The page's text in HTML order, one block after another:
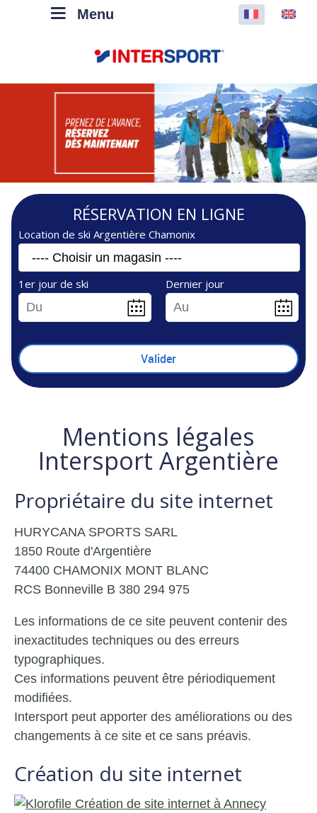
Panneau de gestion des cookies
Menu
RÉSERVATION EN LIGNE
Location de ski Argentière Chamonix
---- Choisir un magasin ----
1er jour de ski
Dernier jour
Mentions légales
Intersport Argentière
Propriétaire du site internet
HURYCANA SPORTS SARL
1850 Route d'Argentière
74400 CHAMONIX MONT BLANC
RCS Bonneville B 380 294 975
Les informations de ce site peuvent contenir des
inexactitudes techniques ou des erreurs
typographiques.
Ces informations peuvent être périodiquement
modifiées.
Intersport peut apporter des améliorations ou des
changements à ce site et ce sans préavis.
Création du site internet